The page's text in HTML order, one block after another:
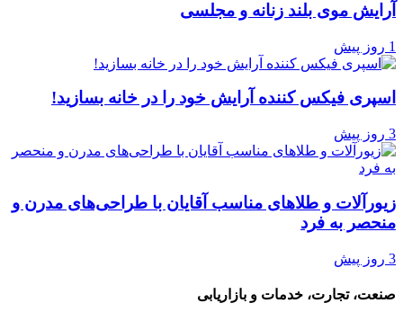
آرایش موی بلند زنانه و مجلسی
1 روز پیش
اسپری فیکس کننده آرایش خود را در خانه بسازید!
3 روز پیش
زیورآلات و طلاهای مناسب آقایان با طراحی‌های مدرن و
منحصر به فرد
3 روز پیش
صنعت، تجارت، خدمات و بازاریابی